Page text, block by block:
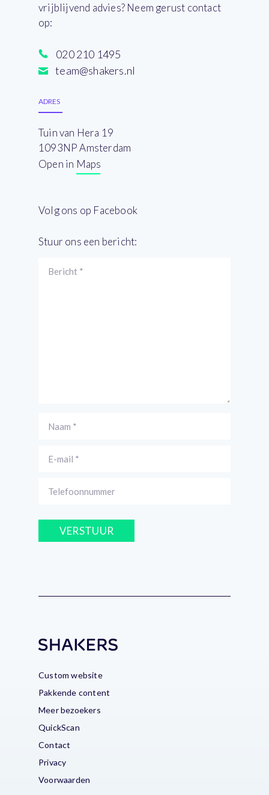
vrijblijvend advies? Neem gerust contact
op:
020 210 1495
team@shakers.nl
ADRES
Tuin van Hera 19
1093NP Amsterdam
Open in Maps
Volg ons op Facebook
Stuur ons een bericht:
VERSTUUR
Custom website
Pakkende content
Meer bezoekers
QuickScan
Contact
Privacy
Voorwaarden